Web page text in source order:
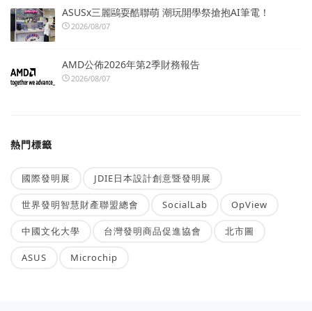
ASUSx三麗鷗耍酷聯萌 潮玩開學祭搶抱AI筆電！
2026/08/07
AMD公佈2026年第2季財務報告
2026/08/07
熱門標籤
國際發明展 JDIE日本設計創意暨發明展
世界發明智慧財產聯盟總會 SocialLab OpView
中國文化大學 台灣發明商品促進協會 北市圖
ASUS Microchip